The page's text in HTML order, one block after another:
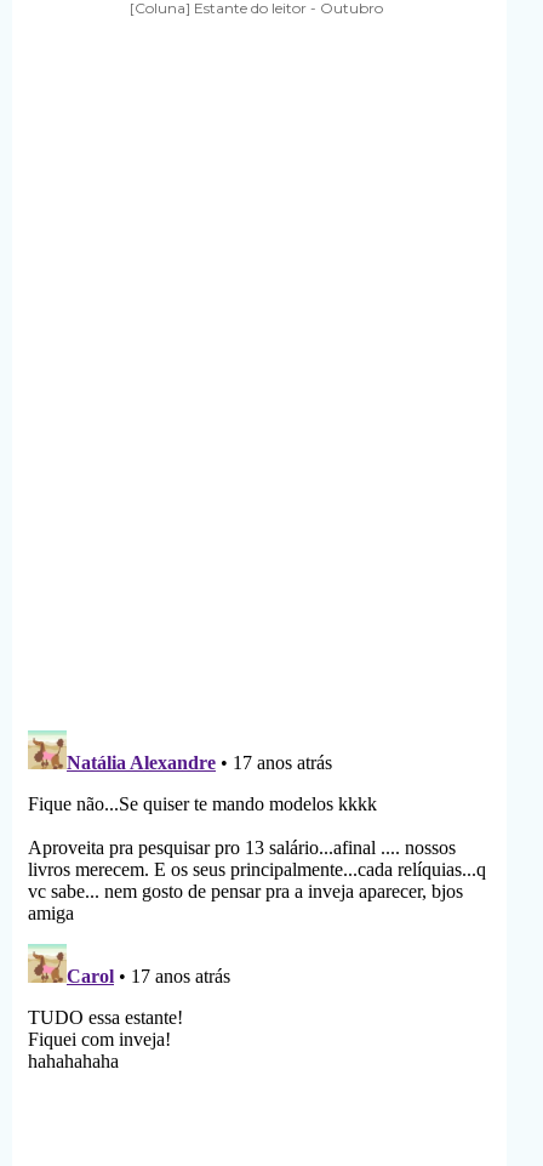
[Coluna] Estante do leitor - Outubro